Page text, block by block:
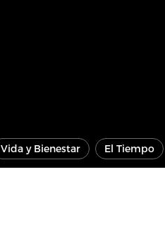
Vida y Bienestar El Tiempo